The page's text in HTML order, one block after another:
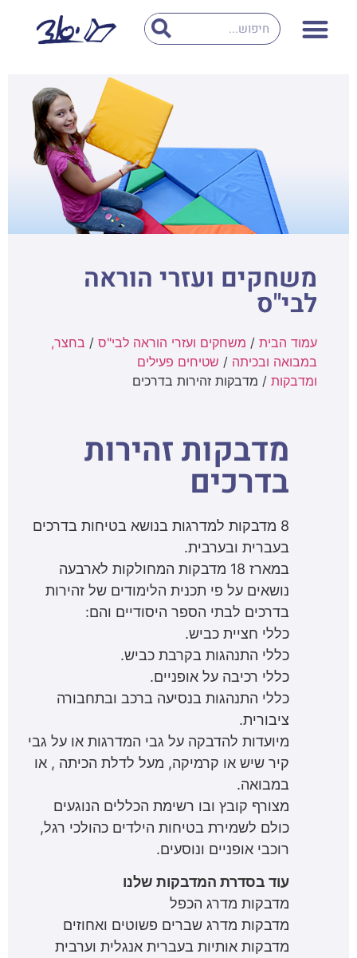
משחקים ועזרי הוראה
לבי"ס
עמוד הבית / משחקים ועזרי הוראה לבי"ס / בחצר,
במבואה ובכיתה / שטיחים פעילים
ומדבקות / מדבקות זהירות בדרכים
מדבקות זהירות
בדרכים
8 מדבקות למדרגות בנושא בטיחות בדרכים
בעברית ובערבית.
במארז 18 מדבקות המחולקות לארבעה
נושאים על פי תכנית הלימודים של זהירות
בדרכים לבתי הספר היסודיים והם:
כללי חציית כביש.
כללי התנהגות בקרבת כביש.
כללי רכיבה על אופניים.
כללי התנהגות בנסיעה ברכב ובתחבורה
ציבורית.
מיועדות להדבקה על גבי המדרגות או על גבי
קיר שיש או קרמיקה, מעל לדלת הכיתה , או
במבואה.
מצורף קובץ ובו רשימת הכללים הנוגעים
כולם לשמירת בטיחות הילדים כהולכי רגל,
רוכבי אופניים ונוסעים.
עוד בסדרת המדבקות שלנו
מדבקות מדרג הכפל
מדבקות מדרג שברים פשוטים ואחוזים
מדבקות אותיות בעברית אנגלית וערבית